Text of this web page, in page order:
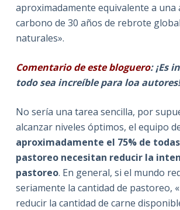
aproximadamente equivalente a una
carbono de 30 años de rebrote
naturales».
Comentario de este bloguero: ¡Es
todo sea increíble para loa
No sería una tarea sencilla, por
alcanzar niveles óptimos, el equipo
aproximadamente el 75% de
pastoreo necesitan reducir la
pastoreo. En general, si el mundo
seriamente la cantidad de pastoreo,
reducir la cantidad de carne